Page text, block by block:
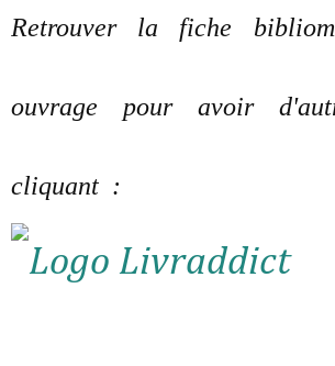
Retrouver la fiche
ouvrage pour avoir
cliquant :